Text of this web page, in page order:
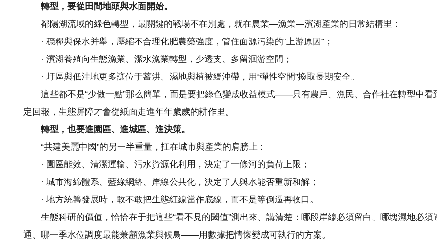
轉型，要從田間地頭與水面開始。
鄱陽湖流域的綠色轉型，最關鍵的戰場不在別處，就在農業—漁業—濱湖產業的日常結構里：
· 穩糧與保水并舉，壓縮不合理化肥農藥強度，管住面源污染的“上游原因”；
· 濱湖養殖向生態漁業、潔水漁業轉型，少透支、多留洄游空間；
· 圩區與低洼地更多讓位于蓄洪、濕地與植被緩沖帶，用“彈性空間”換取長期安全。
這些都不是“少做一點”那么簡單，而是要把綠色變成收益模式——只有農戶、漁民、合作社在轉型中看
定回報，生態屏障才會從紙面走進年年歲歲的耕作里。
轉型，也要進園區、進城區、進決策。
“共建美麗中國”的另一半重量，扛在城市與產業的肩膀上：
· 園區能效、清潔運輸、污水資源化利用，決定了一條河的負荷上限；
· 城市海綿體系、藍綠網絡、岸線公共化，決定了人與水能否重新和解；
· 地方統籌發展時，敢不敢把生態紅線當作底線，而不是等倒逼再收口。
生態科研的價值，恰恰在于把這些“看不見的閾值”測出來、講清楚：哪段岸線必須留白、哪塊濕地必須
通、哪一季水位調度最能兼顧漁業與候鳥——用數據把情懷變成可執行的方案。